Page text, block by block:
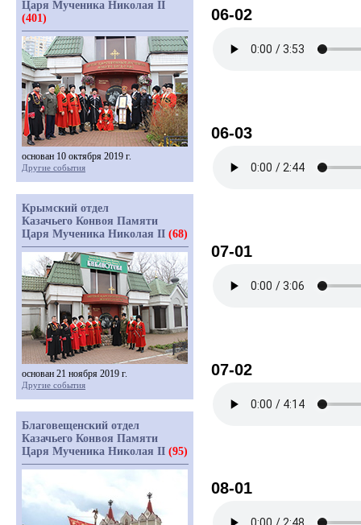
06-02
06-03
07-01
07-02
08-01
Царя Мученика Николая II
(401)
основан 10 октября 2019 г.
Другие события
Крымский отдел
Казачьего Конвоя Памяти
Царя Мученика Николая II (68)
основан 21 ноября 2019 г.
Другие события
Благовещенский отдел
Казачьего Конвоя Памяти
Царя Мученика Николая II (95)